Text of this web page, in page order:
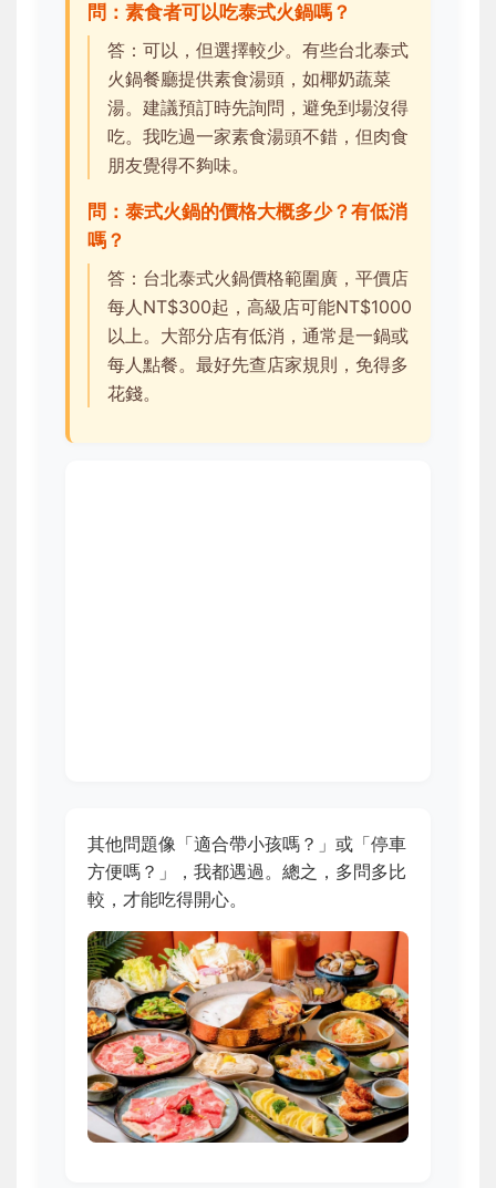
問：素食者可以吃泰式火鍋嗎？
答：可以，但選擇較少。有些台北泰式
火鍋餐廳提供素食湯頭，如椰奶蔬菜
湯。建議預訂時先詢問，避免到場沒得
吃。我吃過一家素食湯頭不錯，但肉食
朋友覺得不夠味。
問：泰式火鍋的價格大概多少？有低消
嗎？
答：台北泰式火鍋價格範圍廣，平價店
每人NT$300起，高級店可能NT$1000
以上。大部分店有低消，通常是一鍋或
每人點餐。最好先查店家規則，免得多
花錢。
其他問題像「適合帶小孩嗎？」或「停車
方便嗎？」，我都遇過。總之，多問多比
較，才能吃得開心。